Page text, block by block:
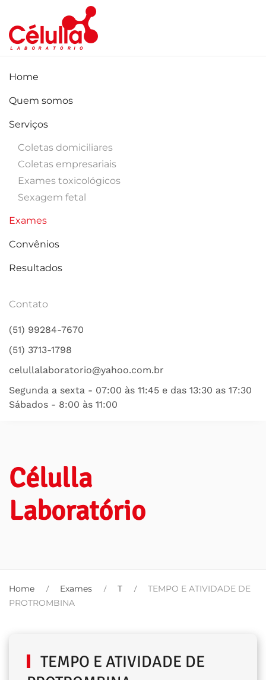
Skip to main content
Home
Quem somos
Serviços
Coletas domiciliares
Coletas empresariais
Exames toxicológicos
Sexagem fetal
Exames
Convênios
Resultados
Contato
(51) 99284-7670
(51) 3713-1798
celullalaboratorio@yahoo.com.br
Segunda a sexta - 07:00 às 11:45 e das 13:30 as 17:30
Sábados - 8:00 às 11:00
Célulla
Laboratório
Home Exames T
TEMPO E ATIVIDADE DE
PROTROMBINA
TEMPO E ATIVIDADE DE